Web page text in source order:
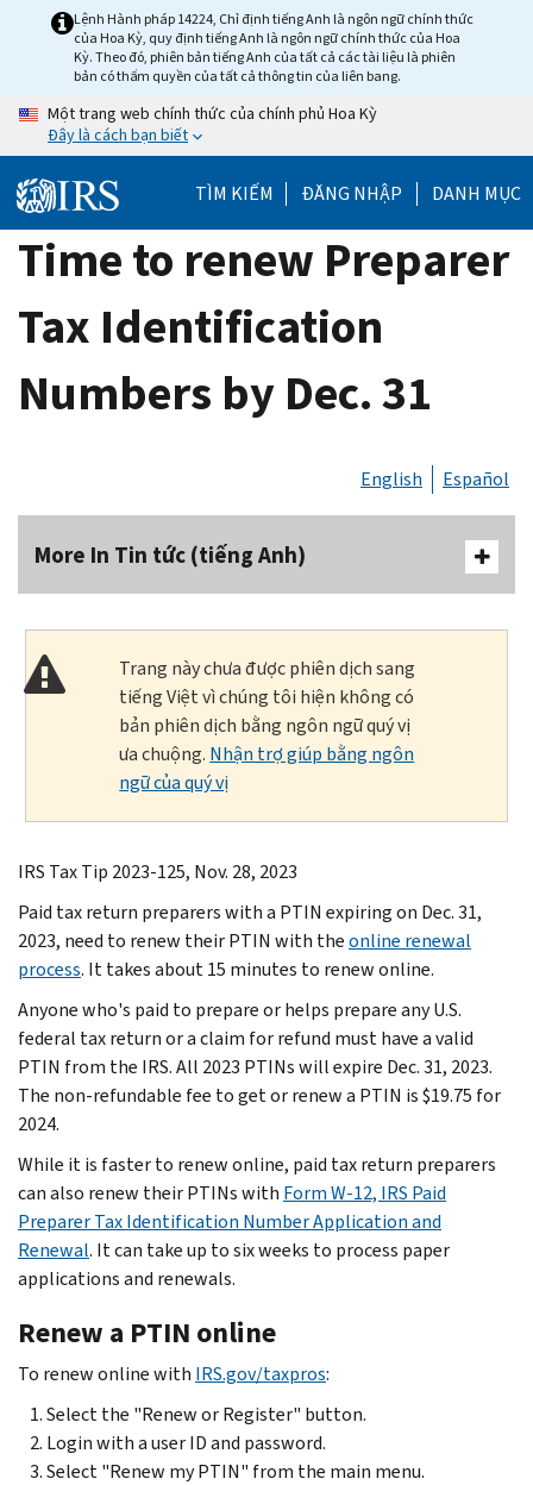
Lệnh Hành pháp 14224, Chỉ định tiếng Anh là ngôn ngữ chính thức
của Hoa Kỳ, quy định tiếng Anh là ngôn ngữ chính thức của Hoa
Kỳ. Theo đó, phiên bản tiếng Anh của tất cả các tài liệu là phiên
bản có thẩm quyền của tất cả thông tin của liên bang.
Một trang web chính thức của chính phủ Hoa Kỳ
Đây là cách bạn biết
TÌM KIẾM ĐĂNG NHẬP DANH MỤC
Time to renew Preparer
Tax Identification
Numbers by Dec. 31
English Español
More In Tin tức (tiếng Anh)
Trang này chưa được phiên dịch sang
tiếng Việt vì chúng tôi hiện không có
bản phiên dịch bằng ngôn ngữ quý vị
ưa chuộng. Nhận trợ giúp bằng ngôn
ngữ của quý vị
IRS Tax Tip 2023-125, Nov. 28, 2023
Paid tax return preparers with a PTIN expiring on Dec. 31,
2023, need to renew their PTIN with theonline renewal
process. It takes about 15 minutes to renew online.
Anyone who's paid to prepare or helps prepare any U.S.
federal tax return or a claim for refund must have a valid
PTIN from the IRS. All 2023 PTINs will expire Dec. 31, 2023.
The non-refundable fee to get or renew a PTIN is $19.75 for
2024.
While it is faster to renew online, paid tax return preparers
can also renew their PTINs with Form W-12, IRS Paid
Preparer Tax Identification Number Application and
Renewal. It can take up to six weeks to process paper
applications and renewals.
Renew a PTIN online
To renew online with IRS.gov/taxpros:
Select the "Renew or Register" button.
Login with a user ID and password.
Select "Renew my PTIN" from the main menu.